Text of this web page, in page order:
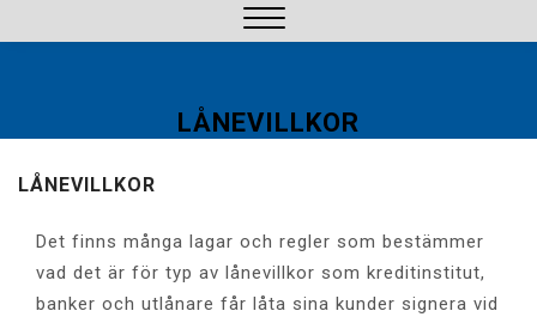
till
LÅNEVILLKOR
LÅNEVILLKOR
Det finns många lagar och regler som bestämmer
vad det är för typ av lånevillkor som kreditinstitut,
banker och utlånare får låta sina kunder signera vid